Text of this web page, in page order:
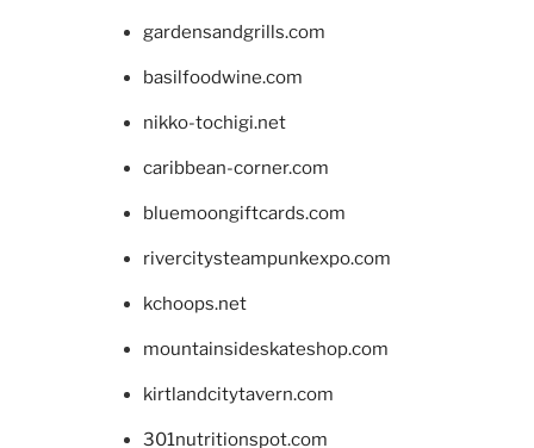
gardensandgrills.com
basilfoodwine.com
nikko-tochigi.net
caribbean-corner.com
bluemoongiftcards.com
rivercitysteampunkexpo.com
kchoops.net
mountainsideskateshop.com
kirtlandcitytavern.com
301nutritionspot.com